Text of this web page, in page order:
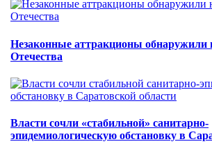
Незаконные аттракционы обнаружили
Отечества
Власти сочли «стабильной» санитарно-
эпидемиологическую обстановку в